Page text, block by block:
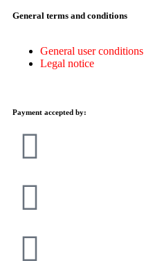
General terms and conditions
General user conditions
Legal notice
Payment accepted by: